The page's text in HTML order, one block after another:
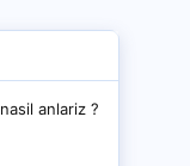
anlariz ?